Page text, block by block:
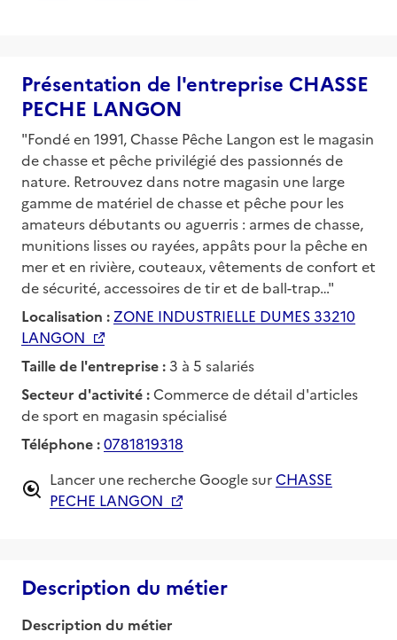
Présentation de l'entreprise CHASSE
PECHE LANGON
"Fondé en 1991, Chasse Pêche Langon est le magasin
de chasse et pêche privilégié des passionnés de
nature. Retrouvez dans notre magasin une large
gamme de matériel de chasse et pêche pour les
amateurs débutants ou aguerris : armes de chasse,
munitions lisses ou rayées, appâts pour la pêche en
mer et en rivière, couteaux, vêtements de confort et
de sécurité, accessoires de tir et de ball-trap…"
Localisation : ZONE INDUSTRIELLE DUMES 33210
LANGON
Taille de l'entreprise : 3 à 5 salariés
Secteur d'activité : Commerce de détail d'articles
de sport en magasin spécialisé
Téléphone :0781819318
Lancer une recherche Google surCHASSE
PECHE LANGON
Description du métier
Description du métier